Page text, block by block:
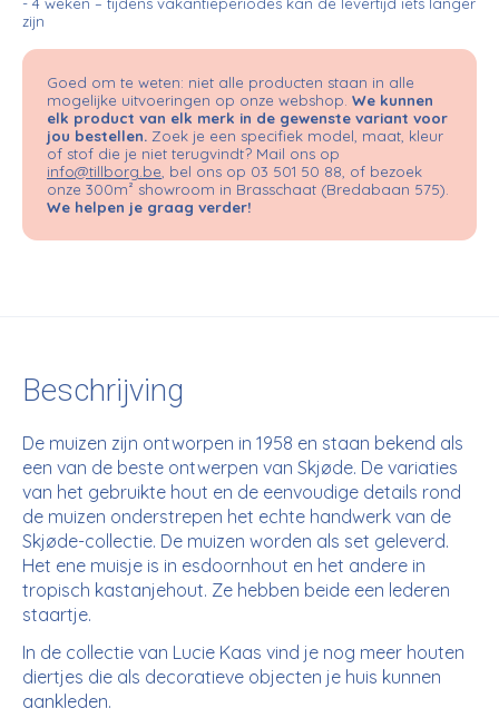
zijn
Goed om te weten: niet alle producten staan in alle
mogelijke uitvoeringen op onze webshop. We kunnen
elk product van elk merk in de gewenste variant voor
jou bestellen. Zoek je een specifiek model, maat, kleur
of stof die je niet terugvindt? Mail ons op
info@tillborg.be , bel ons op 03 501 50 88, of bezoek
onze 300m² showroom in Brasschaat (Bredabaan 575).
We helpen je graag verder!
Beschrijving
De muizen zijn ontworpen in 1958 en staan ​​bekend als
een van de beste ontwerpen van Skjøde. De variaties
van het gebruikte hout en de eenvoudige details rond
de muizen onderstrepen het echte handwerk van de
Skjøde-collectie. De muizen worden als set geleverd.
Het ene muisje is in esdoornhout en het andere in
tropisch kastanjehout. Ze hebben beide een lederen
staartje.
In de collectie van Lucie Kaas vind je nog meer houten
diertjes die als decoratieve objecten je huis kunnen
aankleden.